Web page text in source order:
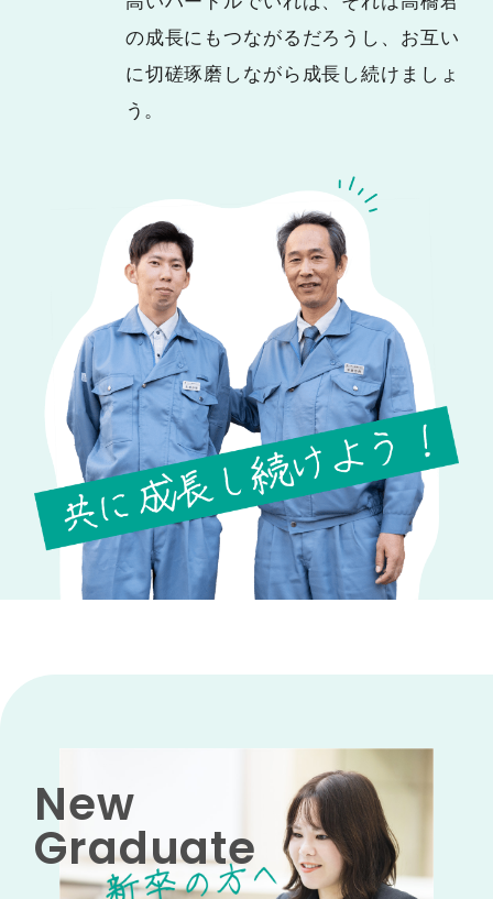
の成長にもつながるだろうし、お互い
に切磋琢磨しながら成長し続けましょ
う。
New
Graduate